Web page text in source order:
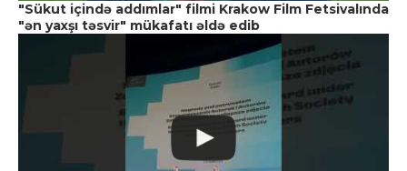
"Sükut içində addımlar" filmi Krakow Film Fetsivalında
"ən yaxşı təsvir" mükafatı əldə edib